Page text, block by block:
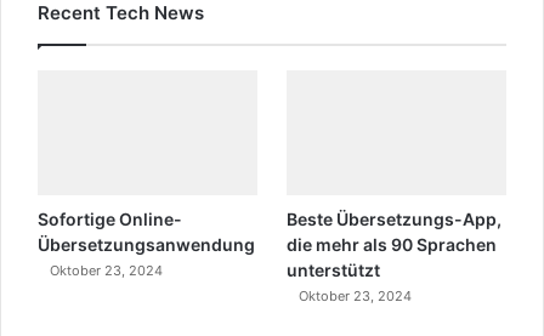
Recent Tech News
Sofortige Online-
Übersetzungsanwendung
Oktober 23, 2024
Beste Übersetzungs-App,
die mehr als 90 Sprachen
unterstützt
Oktober 23, 2024